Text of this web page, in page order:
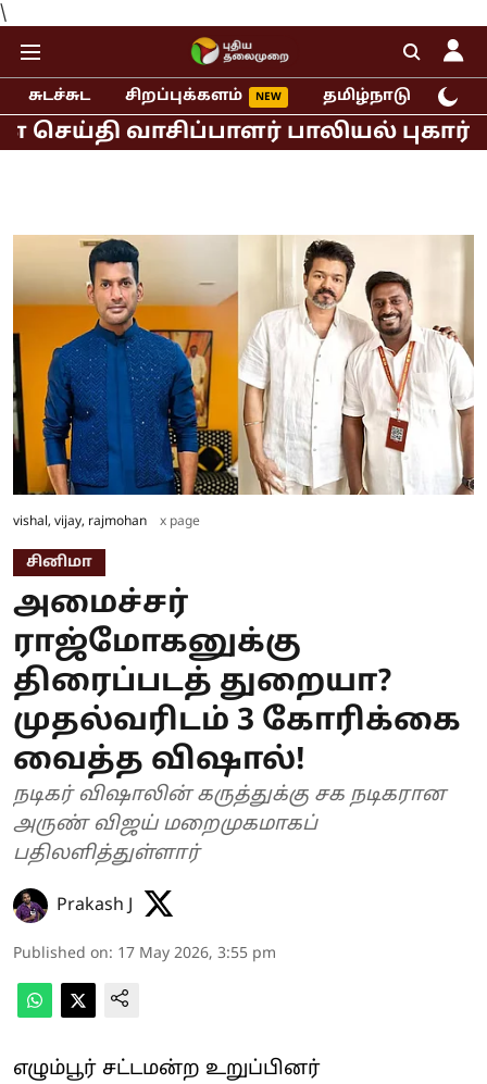
\
சுடச்சுட சிறப்புக்களம் தமிழ்நாடு
வாசிப்பாளர் பாலியல் புகார்!
vishal, vijay, rajmohan x page
சினிமா
அமைச்சர்
ராஜ்மோகனுக்கு
திரைப்படத் துறையா?
முதல்வரிடம் 3 கோரிக்கை
வைத்த விஷால்!
நடிகர் விஷாலின் கருத்துக்கு சக நடிகரான
அருண் விஜய் மறைமுகமாகப்
பதிலளித்துள்ளார்
Prakash J
Published on: 17 May 2026, 3:55 pm
எழும்பூர் சட்டமன்ற உறுப்பினர்